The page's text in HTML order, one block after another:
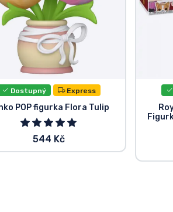
Dostupný Express
POP figurka Flora Tulip
544 Kč